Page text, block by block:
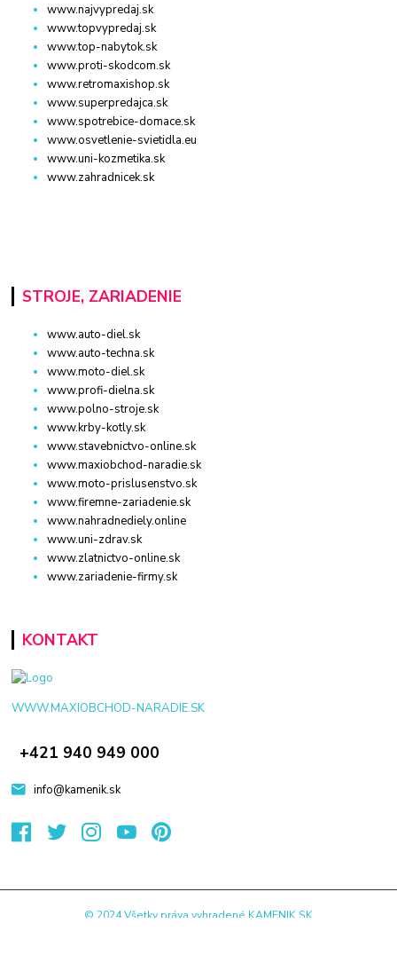
www.najvypredaj.sk
www.topvypredaj.sk
www.top-nabytok.sk
www.proti-skodcom.sk
www.retromaxishop.sk
www.superpredajca.sk
www.spotrebice-domace.sk
www.osvetlenie-svietidla.eu
www.uni-kozmetika.sk
www.zahradnicek.sk
STROJE, ZARIADENIE
www.auto-diel.sk
www.auto-techna.sk
www.moto-diel.sk
www.profi-dielna.sk
www.polno-stroje.sk
www.krby-kotly.sk
www.stavebnictvo-online.sk
www.maxiobchod-naradie.sk
www.moto-prislusenstvo.sk
www.firemne-zariadenie.sk
www.nahradnediely.online
www.uni-zdrav.sk
www.zlatnictvo-online.sk
www.zariadenie-firmy.sk
KONTAKT
WWW.MAXIOBCHOD-NARADIE.SK
+421 940 949 000
info@kamenik.sk
© 2024 Všetky práva vyhradené KAMENIK.SK